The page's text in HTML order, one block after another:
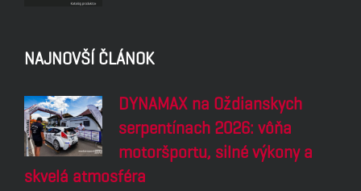
NAJNOVŠÍ ČLÁNOK
DYNAMAX na Oždianskych
serpentínach 2026: vôňa
motoršportu, silné výkony a
skvelá atmosféra